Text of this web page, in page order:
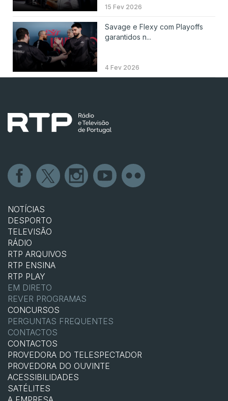
15 Fev 2026
Savage e Flexy com Playoffs
garantidos n...
4 Fev 2026
NOTÍCIAS
DESPORTO
TELEVISÃO
RÁDIO
RTP ARQUIVOS
RTP ENSINA
RTP PLAY
EM DIRETO
REVER PROGRAMAS
CONCURSOS
PERGUNTAS FREQUENTES
CONTACTOS
CONTACTOS
PROVEDORA DO TELESPECTADOR
PROVEDORA DO OUVINTE
ACESSIBILIDADES
SATÉLITES